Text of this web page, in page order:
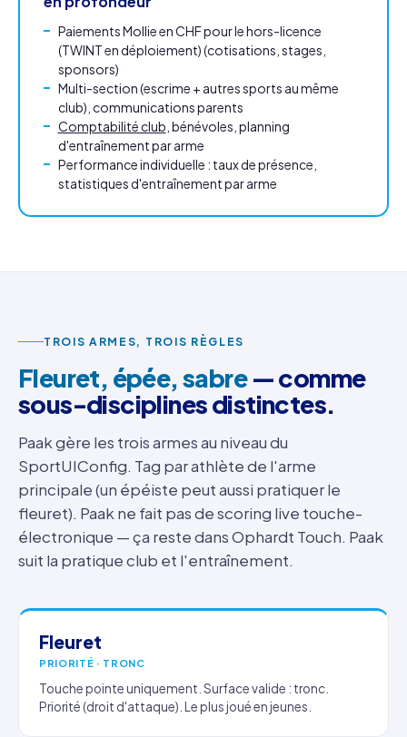
Paiements Mollie en CHF pour le hors-licence
(TWINT en déploiement) (cotisations, stages,
sponsors)
Multi-section (escrime + autres sports au même
club), communications parents
Comptabilité club , bénévoles, planning
d'entraînement par arme
Performance individuelle : taux de présence,
statistiques d'entraînement par arme
TROIS ARMES, TROIS RÈGLES
Fleuret, épée, sabre— comme
sous-disciplines distinctes.
Paak gère les trois armes au niveau du
SportUIConfig. Tag par athlète de l'arme
principale (un épéiste peut aussi pratiquer le
fleuret). Paak ne fait pas de scoring live touche-
électronique — ça reste dans Ophardt Touch. Paak
suit la pratique club et l'entraînement.
Fleuret
PRIORITÉ · TRONC
Touche pointe uniquement. Surface valide : tronc.
Priorité (droit d'attaque). Le plus joué en jeunes.